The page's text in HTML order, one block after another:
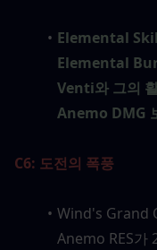
Elemental
Elemental
Venti와 그의
Anemo DMG
C6: 도전의 폭풍
Wind's Grand
Anemo RES가